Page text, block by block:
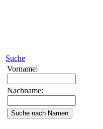
Suche
Vorname:
Nachname: